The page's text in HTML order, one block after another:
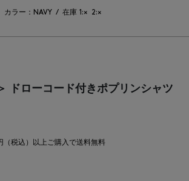
カラー：NAVY / 在庫 1:× 2:×
ドローコード付きポプリンシャツ
（税込）以上ご購入で送料無料